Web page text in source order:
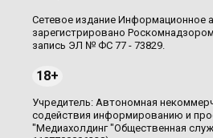
Сетевое издание Информационное
зарегистрировано
запись ЭЛ № ФС 77 - 73829.
18+
Учредитель: Автономная
содействия информированию и
"Медиахолдинг "Общественная